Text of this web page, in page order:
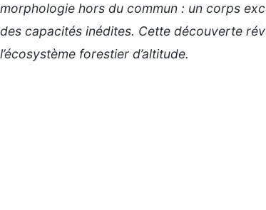
morphologie hors du commun : un corps
des capacités inédites. Cette découverte
l’écosystème forestier d’altitude.